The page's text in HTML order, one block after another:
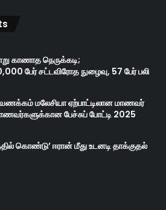
காணாத நெருக்கடி;
பேர் சட்டவிரோத நுழைவு, 57 பேர் பலி
வணக்கம் மலேசியா ஏற்பாட்டிலான மாணவர்
பேச்சுப் போட்டி 2025
கொண்டு’ ஈரான் மீது உடனடி தாக்குதல்